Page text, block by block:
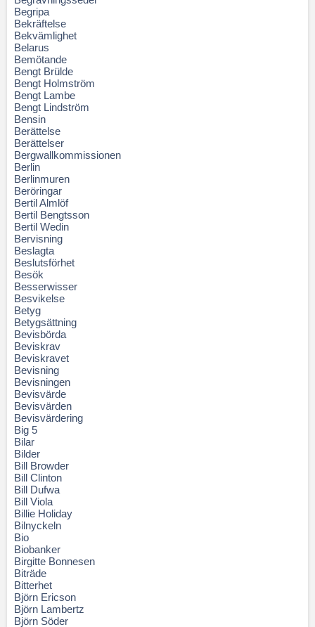
Begripa
Bekräftelse
Bekvämlighet
Belarus
Bemötande
Bengt Brülde
Bengt Holmström
Bengt Lambe
Bengt Lindström
Bensin
Berättelse
Berättelser
Bergwallkommissionen
Berlin
Berlinmuren
Beröringar
Bertil Almlöf
Bertil Bengtsson
Bertil Wedin
Bervisning
Beslagta
Beslutsförhet
Besök
Besserwisser
Besvikelse
Betyg
Betygsättning
Bevisbörda
Beviskrav
Beviskravet
Bevisning
Bevisningen
Bevisvärde
Bevisvärden
Bevisvärdering
Big 5
Bilar
Bilder
Bill Browder
Bill Clinton
Bill Dufwa
Bill Viola
Billie Holiday
Bilnyckeln
Bio
Biobanker
Birgitte Bonnesen
Biträde
Bitterhet
Björn Ericson
Björn Lambertz
Björn Söder